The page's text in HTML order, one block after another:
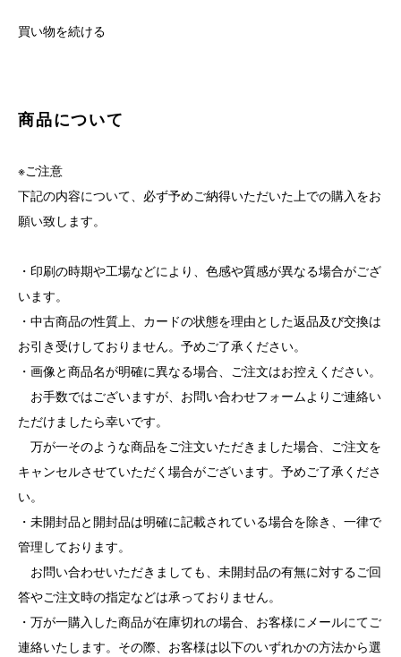
買い物を続ける
商品について
※ご注意
下記の内容について、必ず予めご納得いただいた上での購入をお
願い致します。
・印刷の時期や工場などにより、色感や質感が異なる場合がござ
います。
・中古商品の性質上、カードの状態を理由とした返品及び交換は
お引き受けしておりません。予めご了承ください。
・画像と商品名が明確に異なる場合、ご注文はお控えください。
お手数ではございますが、お問い合わせフォームよりご連絡い
ただけましたら幸いです。
万が一そのような商品をご注文いただきました場合、ご注文を
キャンセルさせていただく場合がございます。予めご了承くださ
い。
・未開封品と開封品は明確に記載されている場合を除き、一律で
管理しております。
お問い合わせいただきましても、未開封品の有無に対するご回
答やご注文時の指定などは承っておりません。
・万が一購入した商品が在庫切れの場合、お客様にメールにてご
連絡いたします。その際、お客様は以下のいずれかの方法から選